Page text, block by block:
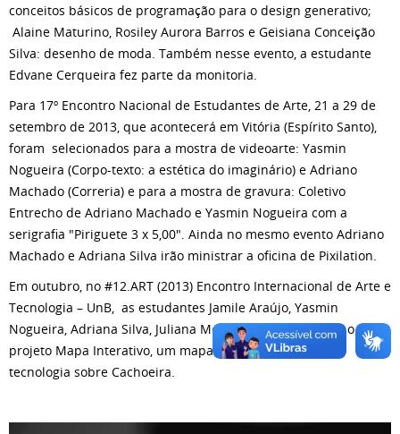
conceitos básicos de programação para o design generativo;
Alaine Maturino, Rosiley Aurora Barros e Geisiana Conceição
Silva: desenho de moda. Também nesse evento, a estudante
Edvane Cerqueira fez parte da monitoria.
Para 17º Encontro Nacional de Estudantes de Arte, 21 a 29 de
setembro de 2013, que acontecerá em Vitória (Espírito Santo),
foram selecionados para a mostra de videoarte: Yasmin
Nogueira (Corpo-texto: a estética do imaginário) e Adriano
Machado (Correria) e para a mostra de gravura: Coletivo
Entrecho de Adriano Machado e Yasmin Nogueira com a
serigrafia "Piriguete 3 x 5,00". Ainda no mesmo evento Adriano
Machado e Adriana Silva irão ministrar a oficina de Pixilation.
Em outubro, no #12.ART (2013) Encontro Internacional de Arte e
Tecnologia – UnB, as estudantes Jamile Araújo, Yasmin
Nogueira, Adriana Silva, Juliana Moraes, irão apresentar o
projeto Mapa Interativo, um mapa interativo de arte e
tecnologia sobre Cachoeira.